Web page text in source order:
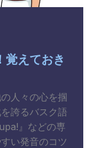
覚えておき
人々の心を掴
誇るバスク語
』などの専
い発音のコツ